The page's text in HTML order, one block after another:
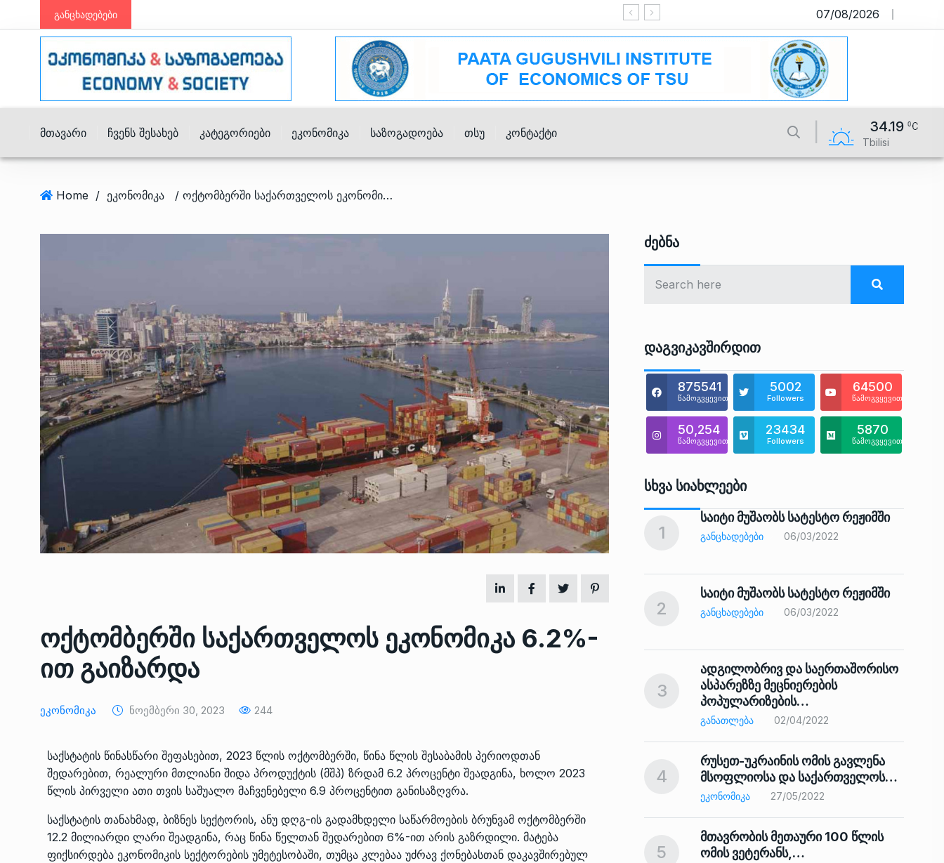
განცხადებები საიტი მუშაობს სატესტო რეჟიმში
07/08/2026
Მთავარი Ჩვენს Შესახებ Კატეგორიები Ეკონომიკა Საზოგადოება Თსუ Კონტაქტი 34.19
Tbilisi
Home / ეკონომიკა / ოქტომბერში საქართველოს ეკონომიკა 6.2%-ით გაიზარდა
ოქტომბერში საქართველოს ეკონომიკა 6.2%-
ით გაიზარდა
Ეკონომიკა Ნოემბერი 30, 2023 244
საქსტატის წინასწარი შეფასებით, 2023 წლის ოქტომბერში, წინა წლის შესაბამის პერიოდთან
შედარებით, რეალური მთლიანი შიდა პროდუქტის (მშპ) ზრდამ 6.2 პროცენტი შეადგინა, ხოლო 2023
წლის პირველი ათი თვის საშუალო მაჩვენებელი 6.9 პროცენტით განისაზღვრა.
საქსტატის თანახმად, ბიზნეს სექტორის, ანუ დღგ-ის გადამხდელი საწარმოების ბრუნვამ ოქტომბერში
12.2 მილიარდი ლარი შეადგინა, რაც წინა წელთან შედარებით 6%-ით არის გაზრდილი. მატება
ფიქსირდება ეკონომიკის სექტორების უმეტესობაში, თუმცა კლებაა უძრავ ქონებასთან დაკავშირებულ
Ძებნა
Დაგვიკავშირდით
875541
წამოგვყევით
5002
Followers
64500
წამოგვყევით
50,254
წამოგვყევით
23434
Followers
5870
წამოგვყევით
Სხვა Სიახლეები
6
ოთარ შამუგია ბაქოში გამართულ
მინისტერიალზე სიტყვით…
ᲔᲙᲝᲜᲝᲛᲘᲙᲐ 10/05/2022
სამსახურის…
ᲔᲙᲝᲜᲝᲛᲘᲙᲐ 10/05/2022
8
საქართველოს რკინიგზის
დერეფნის…
9
თბილისის ზაქარია ფალიაშვილის
სახელობის ოპერისა და
ᲙᲣᲚᲢᲣᲠᲐ 13/05/2022
11
ზურაბ აზარაშვილი:
„სოციალურად დაუცველთა
დასაქმების პროგრამაში,…
ᲠᲔᲒᲘᲝᲜᲔᲑᲘ 13/05/2022
14
პრემიერ-მინისტრი ირაკლი
ღარიბაშვილი ოზურგეთის
ტექნოპარკში სტარტაპერებს…
ᲒᲐᲜᲐᲗᲚᲔᲑᲐ 15/05/2022
პრემიერ-მინისტრმა ირაკლი
1
საიტი მუშაობს სატესტო რეჟიმში
ᲒᲐᲜᲪᲮᲐᲓᲔᲑᲔᲑᲘ 06/03/2022
2
საიტი მუშაობს სატესტო რეჟიმში
ᲒᲐᲜᲪᲮᲐᲓᲔᲑᲔᲑᲘ 06/03/2022
3
ადგილობრივ და საერთაშორისო
ასპარეზზე მეცნიერების
პოპულარიზების…
ᲒᲐᲜᲐᲗᲚᲔᲑᲐ 02/04/2022
4
რუსეთ-უკრაინის ომის გავლენა
მსოფლიოსა და საქართველოს…
ᲔᲙᲝᲜᲝᲛᲘᲙᲐ 27/05/2022
5
მთავრობის მეთაური 100 წლის
ომის ვეტერანს,…